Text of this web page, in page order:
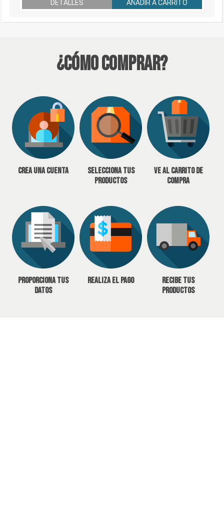
DETALLES AÑADIR A CARRITO
¿Cómo Comprar?
Crea una cuenta
Selecciona tus
productos
Ve al carrito de
compra
Proporciona tus
datos
Realiza el pago
Recibe tus
productos